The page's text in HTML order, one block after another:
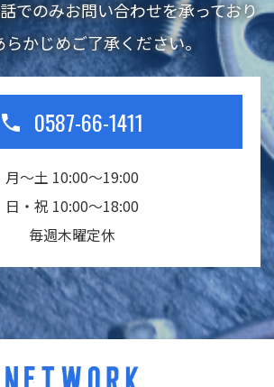
でのみお問い合わせを承っており
らかじめご了承ください。
0587-66-1411
月～土 10:00～19:00
日・祝 10:00～18:00
毎週木曜定休